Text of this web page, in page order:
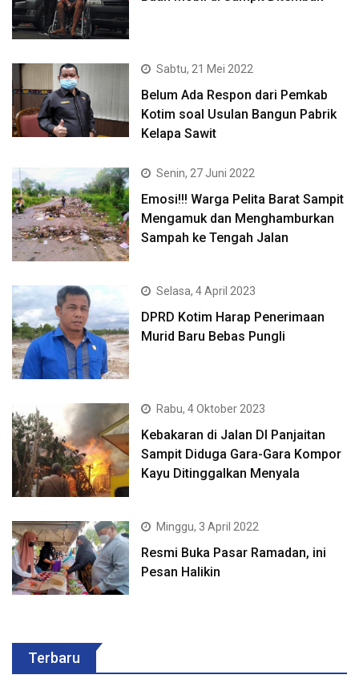
Sabtu, 21 Mei 2022
Belum Ada Respon dari Pemkab
Kotim soal Usulan Bangun Pabrik
Kelapa Sawit
Senin, 27 Juni 2022
Emosi!!! Warga Pelita Barat Sampit
Mengamuk dan Menghamburkan
Sampah ke Tengah Jalan
Selasa, 4 April 2023
DPRD Kotim Harap Penerimaan
Murid Baru Bebas Pungli
Rabu, 4 Oktober 2023
Kebakaran di Jalan DI Panjaitan
Sampit Diduga Gara-Gara Kompor
Kayu Ditinggalkan Menyala
Minggu, 3 April 2022
Resmi Buka Pasar Ramadan, ini
Pesan Halikin
Terbaru